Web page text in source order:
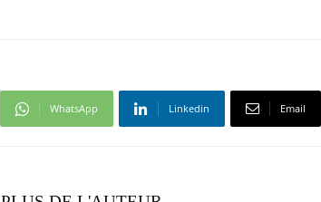
WhatsApp Linkedin Email